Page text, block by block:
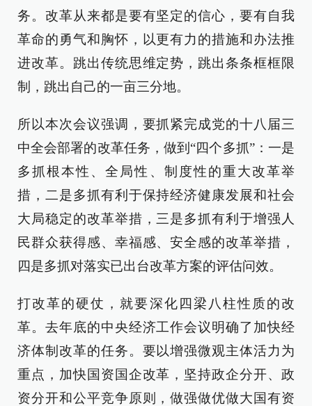
务。改革从来都是要有坚定的信心，要有自我
革命的勇气和胸怀，以更有力的措施和办法推
进改革。跳出传统思维定势，跳出条条框框限
制，跳出自己的一亩三分地。
所以本次会议强调，要抓紧完成党的十八届三
中全会部署的改革任务，做到“四个多抓”：一是
多抓根本性、全局性、制度性的重大改革举
措，二是多抓有利于保持经济健康发展和社会
大局稳定的改革举措，三是多抓有利于增强人
民群众获得感、幸福感、安全感的改革举措，
四是多抓对落实已出台改革方案的评估问效。
打改革的硬仗，就要深化四梁八柱性质的改
革。去年底的中央经济工作会议明确了加快经
济体制改革的任务。要以增强微观主体活力为
重点，加快国资国企改革，坚持政企分开、政
资分开和公平竞争原则，做强做优做大国有资